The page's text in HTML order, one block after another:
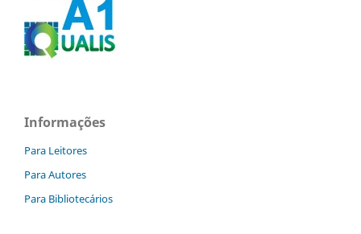
Informações
Para Leitores
Para Autores
Para Bibliotecários